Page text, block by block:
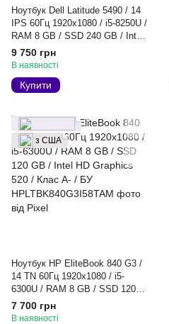
Ноутбук Dell Latitude 5490 / 14
IPS 60Гц 1920x1080 / i5-8250U /
RAM 8 GB / SSD 240 GB / Intel
UHD 620 / Клас B / БУ
9 750 грн
В наявності
Купити
з США
Ноутбук HP EliteBook 840 G3 /
14 TN 60Гц 1920x1080 / i5-
6300U / RAM 8 GB / SSD 120
GB / Intel HD Graphics 520 /
Клас A- / БУ
7 700 грн
В наявності